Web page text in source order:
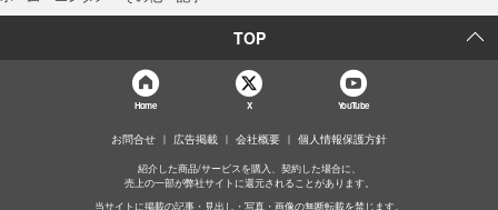
TOP
Home X YouTube
お問合せ 広告掲載 会社概要 個人情報保護方針
紹介した商品/サービスを購入、契約した場合に、
売上の一部が弊社サイトに還元されることがあります。
当サイトに掲載の記事・見出し・写真・画像の無断転載を禁じます。